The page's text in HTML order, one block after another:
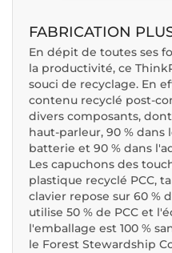
FABRICATION
En dépit de toutes ses
la productivité, ce
souci de recyclage. En
contenu recyclé post-
divers composants,
haut-parleur, 90 %
batterie et 90 % dans
Les capuchons des
plastique recyclé PCC,
clavier repose sur 60 %
utilise 50 % de PCC et
l'emballage est 100 %
le Forest Stewardship